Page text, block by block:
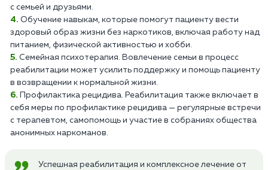
с семьей и друзьями.
Обучение навыкам, которые помогут пациенту вести
здоровый образ жизни без наркотиков, включая работу над
питанием, физической активностью и хобби.
Семейная психотерапия. Вовлечение семьи в процесс
реабилитации может усилить поддержку и помощь пациенту
в возвращении к нормальной жизни.
Профилактика рецидива. Реабилитация также включает в
себя меры по профилактике рецидива — регулярные встречи
с терапевтом, самопомощь и участие в собраниях общества
анонимных наркоманов.
Успешная реабилитация и комплексное лечение от